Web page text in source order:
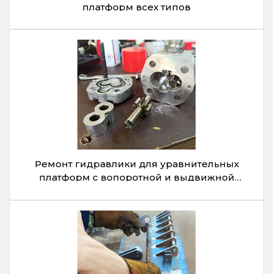
платформ всех типов
Ремонт гидравлики для уравнительных
платформ с вопоротной и выдвижной